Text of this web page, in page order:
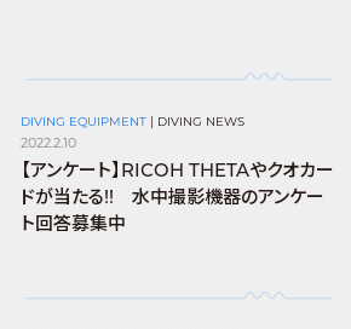
DIVING EQUIPMENT | DIVING NEWS
2022.2.10
【アンケート】RICOH THETAやクオカー
ドが当たる!! 水中撮影機器のアンケー
ト回答募集中